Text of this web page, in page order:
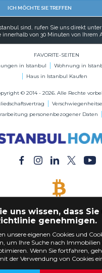
ICH MÖCHTE SIE TREFFEN
sind, rufen Sie uns direkt unter
innerhalb von 30 Minuten von Ihrem
FAVORITE-SEITEN
in Istanbul
Wohnung in
Haus in Istanbul Kaufen
© 2014 - 2026. Alle Rechte
personenbezogener Daten
Sie jede Immobilie mit Bitcoin-
uns wissen, dass
genehmigen.
unsere eigenen Cookies und
um Ihre Suche nach Immobilien
Wenn Sie fortfahren,
der Verwendung von Cookies